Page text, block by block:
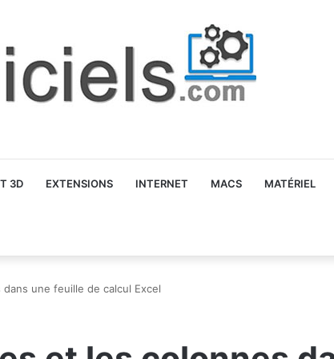
3D EXTENSIONS INTERNET MACS MATÉRIEL
une feuille de calcul Excel